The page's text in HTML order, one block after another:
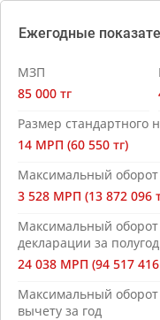
Ежегодные
МЗП
85 000 тг
Размер стандартного
14 МРП (60 550 тг)
Максимальный оборот
3 528 МРП (13 872 096
Максимальный
декларации за
24 038 МРП (94 517 416
Максимальный
вычету за год